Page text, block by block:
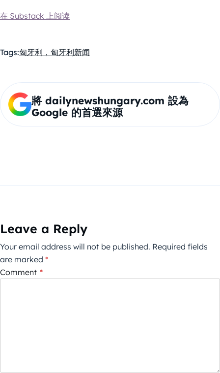
在 Substack 上阅读
Tags:匈牙利，匈牙利新闻
將 dailynewshungary.com 設為
Google 的首選來源
Leave a Reply
Your email address will not be published. Required fields
are marked *
Comment *